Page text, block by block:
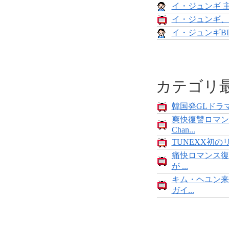
イ・ジュンギ
イ・ジュンギ
イ・ジュンギ
カテゴリ
韓国発GLドラ
爽快復讐ロマ
Chan...
TUNEXX初の
痛快ロマンス
が ...
キム・ヘユン
ガイ...